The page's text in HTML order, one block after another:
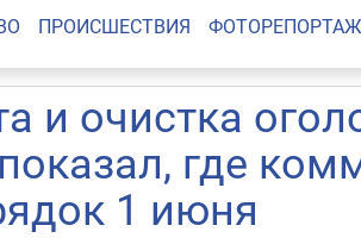
ПРОИСШЕСТВИЯ
и очистка
где
1 июня